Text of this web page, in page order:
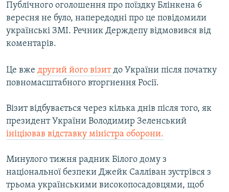
Публічного оголошення про поїздку Блінкена 6
вересня не було, напередодні про це повідомили
українські ЗМІ. Речник Держдепу відмовився від
коментарів.
Це вже другий його візитдо України після початку
повномасштабного вторгнення Росії.
Візит відбувається через кілька днів після того, як
президент України Володимир Зеленський
ініціював відставку міністра оборони.
Минулого тижня радник Білого дому з
національної безпеки Джейк Салліван зустрівся з
трьома українськими високопосадовцями, щоб